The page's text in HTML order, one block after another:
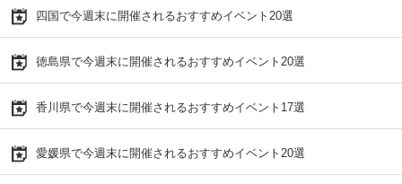
四国で今週末に開催されるおすすめイベント20選
徳島県で今週末に開催されるおすすめイベント20選
香川県で今週末に開催されるおすすめイベント17選
愛媛県で今週末に開催されるおすすめイベント20選